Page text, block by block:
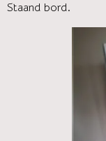
Staand bord.